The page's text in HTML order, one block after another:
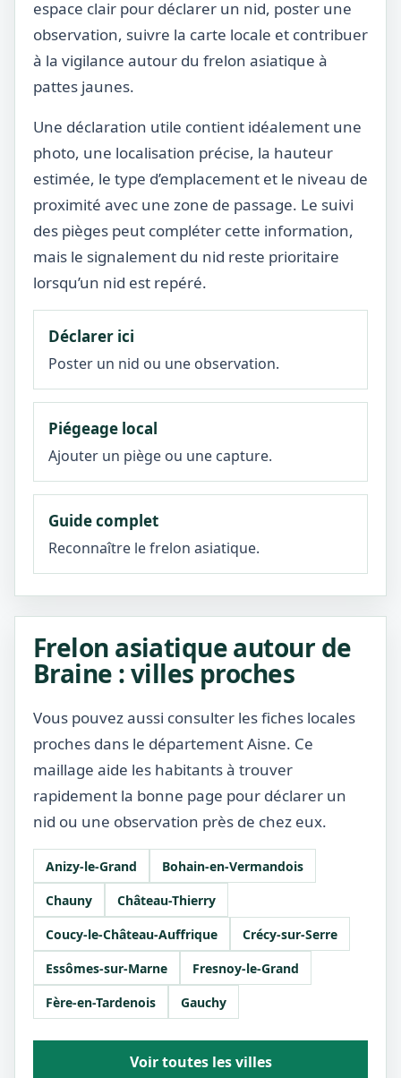
espace clair pour déclarer un nid, poster une
observation, suivre la carte locale et contribuer
à la vigilance autour du frelon asiatique à
pattes jaunes.
Une déclaration utile contient idéalement une
photo, une localisation précise, la hauteur
estimée, le type d’emplacement et le niveau de
proximité avec une zone de passage. Le suivi
des pièges peut compléter cette information,
mais le signalement du nid reste prioritaire
lorsqu’un nid est repéré.
Déclarer ici
Poster un nid ou une observation.
Piégeage local
Ajouter un piège ou une capture.
Guide complet
Reconnaître le frelon asiatique.
Frelon asiatique autour de
Braine : villes proches
Vous pouvez aussi consulter les fiches locales
proches dans le département Aisne. Ce
maillage aide les habitants à trouver
rapidement la bonne page pour déclarer un
nid ou une observation près de chez eux.
Anizy-le-Grand
Bohain-en-Vermandois
Chauny
Château-Thierry
Coucy-le-Château-Auffrique
Crécy-sur-Serre
Essômes-sur-Marne
Fresnoy-le-Grand
Fère-en-Tardenois
Gauchy
Voir toutes les villes